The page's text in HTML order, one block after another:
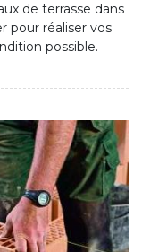
de terrasse dans
pour réaliser vos
possible.